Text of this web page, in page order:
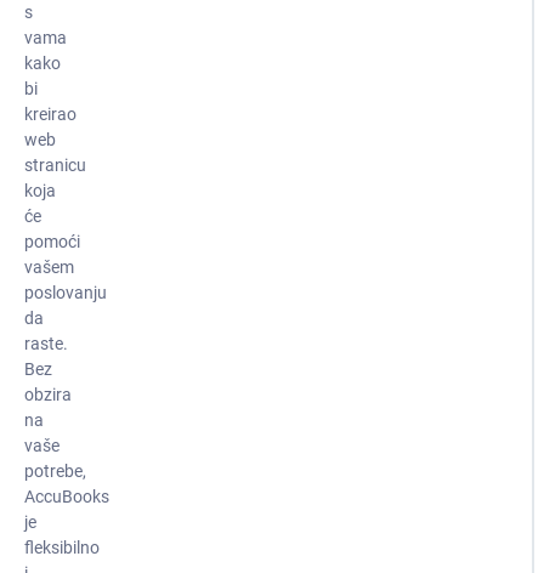
s
vama
kako
bi
kreirao
web
stranicu
koja
će
pomoći
vašem
poslovanju
da
raste.
Bez
obzira
na
vaše
potrebe,
AccuBooks
je
fleksibilno